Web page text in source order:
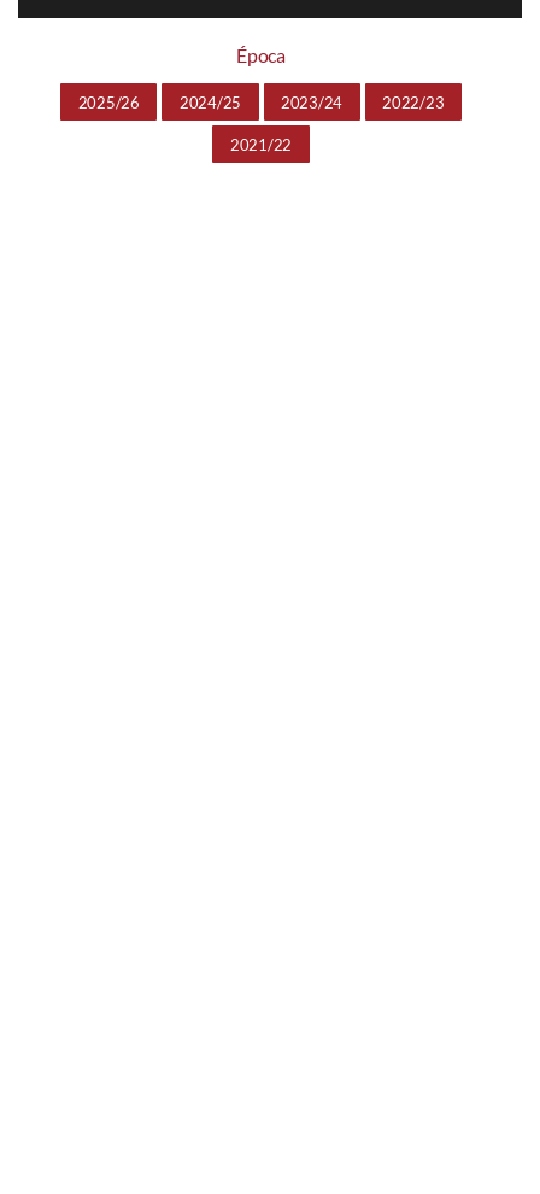
Época
2025/26 2024/25 2023/24 2022/23
2021/22